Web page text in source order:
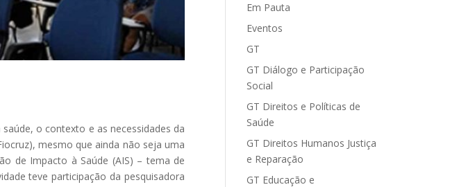
o contexto e as necessidades da
mesmo que ainda não seja uma
de Impacto à Saúde (AIS) – tema de
teve participação da pesquisadora
Em Pauta
Eventos
GT
GT Diálogo e Participação
Social
GT Direitos e Políticas de
Saúde
GT Direitos Humanos Justiça
e Reparação
GT Educação e